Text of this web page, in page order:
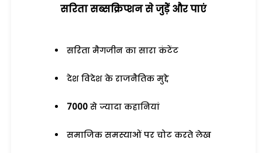
सरिता सब्सक्रिप्शन से जुड़ेें और पाएं
सरिता मैगजीन का सारा कंटेंट
देश विदेश के राजनैतिक मुद्दे
7000 से ज्यादा कहानियां
समाजिक समस्याओं पर चोट करते लेख